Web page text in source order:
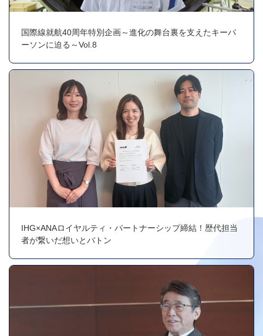
国際線就航40周年特別企画～進化の舞台裏を支えたキーパ
ーソンに迫る～Vol.8
IHG×ANAロイヤルティ・パートナーシップ締結！歴代担当
者が繋いだ想いとバトン